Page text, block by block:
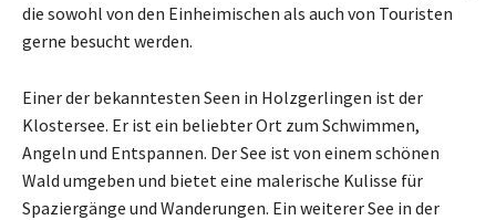
die sowohl von den Einheimischen als auch von Touristen
gerne besucht werden.
Einer der bekanntesten Seen in Holzgerlingen ist der
Klostersee. Er ist ein beliebter Ort zum Schwimmen,
Angeln und Entspannen. Der See ist von einem schönen
Wald umgeben und bietet eine malerische Kulisse für
Spaziergänge und Wanderungen. Ein weiterer See in der